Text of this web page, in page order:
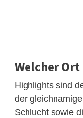
Welcher
Highlights sind
der
Schlucht sowie